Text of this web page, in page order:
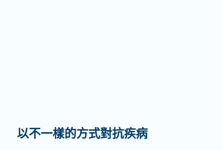
以不一樣的方式對抗疾病